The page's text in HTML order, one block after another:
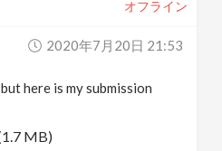
オフライン
2020年7月20日 21:53
here is my submission
MB)